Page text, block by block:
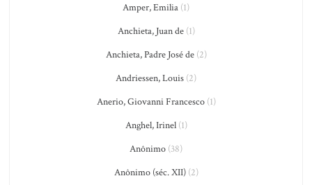
Amper, Emilia (1)
Anchieta, Juan de(1)
Anchieta, Padre José de(2)
Andriessen, Louis (2)
Anerio, Giovanni Francesco(1)
Anghel, Irinel(1)
Anônimo (38)
Anônimo (séc. XII)(2)